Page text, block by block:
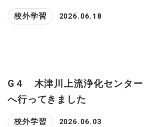
校外学習 2026.06.18
G４ 木津川上流浄化センター
へ行ってきました
校外学習 2026.06.03